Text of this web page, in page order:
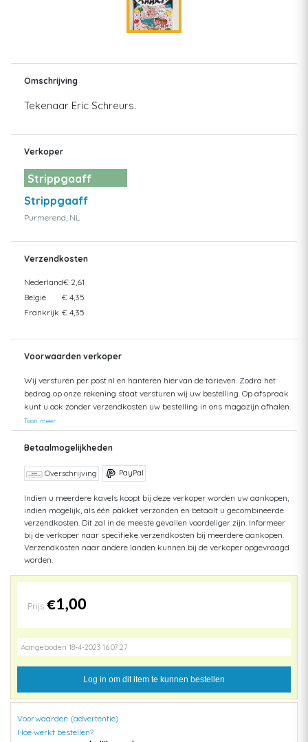
Omschrijving
Tekenaar Eric Schreurs.
Verkoper
Strippgaaff
Strippgaaff
Purmerend, NL
Verzendkosten
Nederland€ 2,61
België
€ 4,35
Frankrijk € 4,35
Voorwaarden verkoper
Wij versturen per post.nl en hanteren hiervan de tarieven. Zodra het
bedrag op onze rekening staat versturen wij uw bestelling. Op afspraak
kunt u ook zonder verzendkosten uw bestelling in ons magazijn afhalen.
Toon meer
Betaalmogelijkheden
Overschrijving PayPal
Indien u meerdere kavels koopt bij deze verkoper worden uw aankopen,
indien mogelijk, als één pakket verzonden en betaalt u gecombineerde
verzendkosten. Dit zal in de meeste gevallen voordeliger zijn. Informeer
bij de verkoper naar specifieke verzendkosten bij meerdere aankopen.
Verzendkosten naar andere landen kunnen bij de verkoper opgevraagd
worden.
Prijs €1,00
Aangeboden 18-4-2023 16:07:27
Log in om dit item te kunnen bestellen
Voorwaarden (advertentie)
Hoe werkt bestellen?